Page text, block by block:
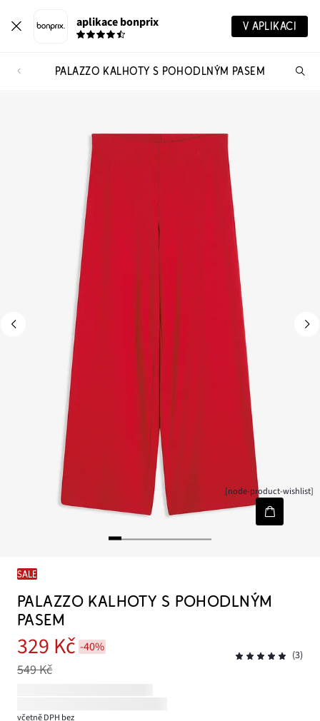
aplikace bonprix V APLIKACI
PALAZZO KALHOTY S POHODLNÝM PASEM
[node-product-wishlist]
SALE
PALAZZO KALHOTY S POHODLNÝM
PASEM
329 Kč -40%
549 Kč
(3)
včetně DPH bez